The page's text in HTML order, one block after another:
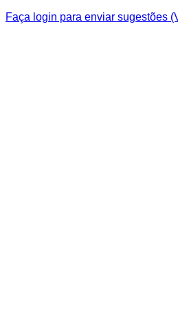
Faça login para enviar sugestões